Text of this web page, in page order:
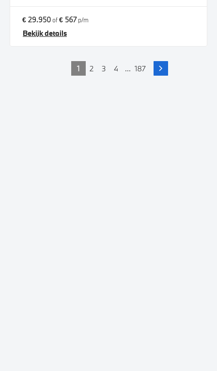
€ 29.950of€ 567p/m
Bekijk details
1 2 3 4 ... 187